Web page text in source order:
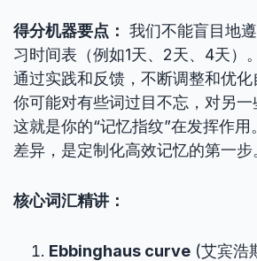
得分机器要点： 我们不能盲目地
习时间表（例如1天、2天、4天）
通过实践和反馈，不断调整和优化
你可能对有些词过目不忘，对另一
这就是你的“记忆指纹”在发挥作
差异，是定制化高效记忆的第一步
核心词汇精讲：
Ebbinghaus curve (艾宾浩